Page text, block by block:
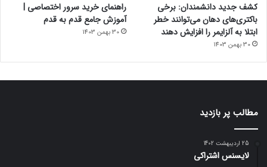
کشف جدید دانشمندان: برخی
باکتری‌های دهان می‌توانند خطر
ابتلا به آلزایمر را افزایش دهند
30 بهمن 1403
راهنمای خرید سرور اختصاصی |
آموزش جامع قدم به قدم
30 بهمن 1403
مطالب پر بازدید
25 اردیبهشت 1402
لایسنس اشتراکی